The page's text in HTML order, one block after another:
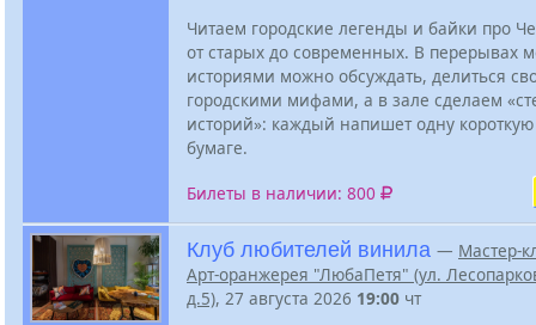
Читаем городские легенды и байки про
от старых до современных. В перерывах
историями можно обсуждать, делиться
городскими мифами, а в зале сделаем
историй»: каждый напишет одну
бумаге.
Билеты в наличии: 800
Клуб любителей винила — Мастер-
Арт-оранжерея "ЛюбаПетя" (ул.
д.5), 27 августа 2026 19:00 чт